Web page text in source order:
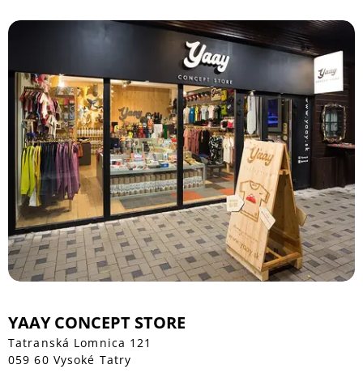
YAAY CONCEPT STORE
Tatranská Lomnica 121
059 60 Vysoké Tatry